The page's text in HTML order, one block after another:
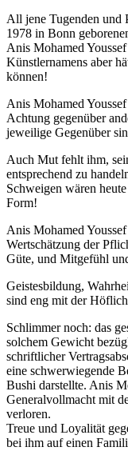
All jene Tugenden und
1978 in Bonn
Anis Mohamed
Künstlernamens aber
können!
Anis Mohamed
Achtung gegenüber
jeweilige Gegenüber
Auch Mut fehlt ihm,
entsprechend zu
Schweigen wären
Form!
Anis Mohamed
Wertschätzung der
Güte, und Mitgefühl
Geistesbildung,
sind eng mit der
Schlimmer noch: das
solchem Gewicht
schriftlicher
eine schwerwiegende
Bushi darstellte. Anis
Generalvollmacht mit
verloren.
Treue und Loyalität
bei ihm auf einen